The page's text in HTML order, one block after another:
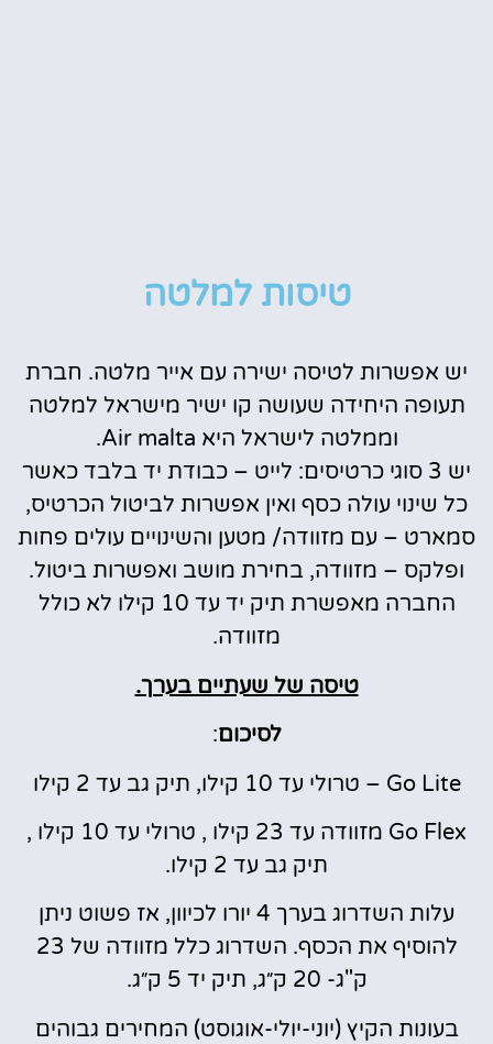
טיסות למלטה
יש אפשרות לטיסה ישירה עם אייר מלטה. חברת
תעופה היחידה שעושה קו ישיר מישראל למלטה
וממלטה לישראל היא Air malta.
יש 3 סוגי כרטיסים: לייט – כבודת יד בלבד כאשר
כל שינוי עולה כסף ואין אפשרות לביטול הכרטיס,
סמארט – עם מזוודה/ מטען והשינויים עולים פחות
ופלקס – מזוודה, בחירת מושב ואפשרות ביטול.
החברה מאפשרת תיק יד עד 10 קילו לא כולל
מזוודה.
טיסה של שעתיים בערך.
לסיכום:
Go Lite – טרולי עד 10 קילו, תיק גב עד 2 קילו
Go Flex מזוודה עד 23 קילו , טרולי עד 10 קילו ,
תיק גב עד 2 קילו.
עלות השדרוג בערך 4 יורו לכיוון, אז פשוט ניתן
להוסיף את הכסף. השדרוג כלל מזוודה של 23
ק"ג- 20 ק״ג, תיק יד 5 ק״ג.
בעונות הקיץ (יוני-יולי-אוגוסט) המחירים גבוהים